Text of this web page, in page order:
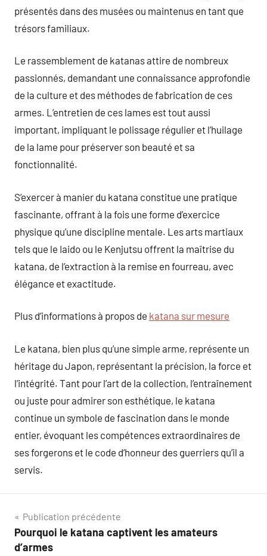
présentés dans des musées ou maintenus en tant que
trésors familiaux.
Le rassemblement de katanas attire de nombreux
passionnés, demandant une connaissance approfondie
de la culture et des méthodes de fabrication de ces
armes. L’entretien de ces lames est tout aussi
important, impliquant le polissage régulier et l’huilage
de la lame pour préserver son beauté et sa
fonctionnalité.
S’exercer à manier du katana constitue une pratique
fascinante, offrant à la fois une forme d’exercice
physique qu’une discipline mentale. Les arts martiaux
tels que le Iaido ou le Kenjutsu offrent la maîtrise du
katana, de l’extraction à la remise en fourreau, avec
élégance et exactitude.
Plus d’informations à propos de katana sur mesure
Le katana, bien plus qu’une simple arme, représente un
héritage du Japon, représentant la précision, la force et
l’intégrité. Tant pour l’art de la collection, l’entraînement
ou juste pour admirer son esthétique, le katana
continue un symbole de fascination dans le monde
entier, évoquant les compétences extraordinaires de
ses forgerons et le code d’honneur des guerriers qu’il a
servis.
Navigation
de
Publication précédente
Pourquoi le katana captivent les amateurs
d’armes